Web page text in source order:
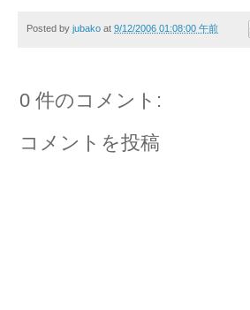
Posted by jubako at 9/12/2006 01:08:00 午前
0 件のコメント:
コメントを投稿